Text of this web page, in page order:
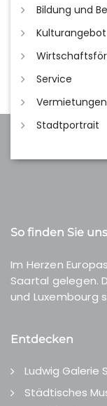
Bildung und
Kulturangebot
Service
Vermietungen
Stadtportrait
So finden Sie
Im Herzen
Saartal gelegen.
und Luxembourg
Entdecken
Ludwig Galerie
Städtisches